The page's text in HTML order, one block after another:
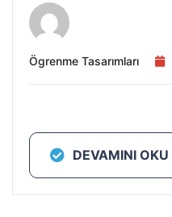
Ögrenme Tasarımları
DEVAMINI OKU